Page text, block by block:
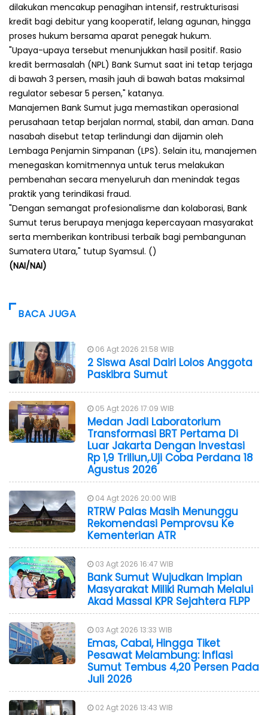
dilakukan mencakup penagihan intensif, restrukturisasi
kredit bagi debitur yang kooperatif, lelang agunan, hingga
proses hukum bersama aparat penegak hukum.
"Upaya-upaya tersebut menunjukkan hasil positif. Rasio
kredit bermasalah (NPL) Bank Sumut saat ini tetap terjaga
di bawah 3 persen, masih jauh di bawah batas maksimal
regulator sebesar 5 persen," katanya.
Manajemen Bank Sumut juga memastikan operasional
perusahaan tetap berjalan normal, stabil, dan aman. Dana
nasabah disebut tetap terlindungi dan dijamin oleh
Lembaga Penjamin Simpanan (LPS). Selain itu, manajemen
menegaskan komitmennya untuk terus melakukan
pembenahan secara menyeluruh dan menindak tegas
praktik yang terindikasi fraud.
"Dengan semangat profesionalisme dan kolaborasi, Bank
Sumut terus berupaya menjaga kepercayaan masyarakat
serta memberikan kontribusi terbaik bagi pembangunan
Sumatera Utara," tutup Syamsul. ()
(NAI/NAI)
BACA JUGA
06 Agt 2026 21:58 WIB
2 Siswa Asal Dairi Lolos Anggota
Paskibra Sumut
05 Agt 2026 17:09 WIB
Medan Jadi Laboratorium
Transformasi BRT Pertama Di
Luar Jakarta Dengan Investasi
Rp 1,9 Triliun,.Uji Coba Perdana 18
Agustus 2026
04 Agt 2026 20:00 WIB
RTRW Palas Masih Menunggu
Rekomendasi Pemprovsu Ke
Kementerian ATR
03 Agt 2026 16:47 WIB
Bank Sumut Wujudkan Impian
Masyarakat Miliki Rumah Melalui
Akad Massal KPR Sejahtera FLPP
03 Agt 2026 13:33 WIB
Emas, Cabai, Hingga Tiket
Pesawat Melambung: Inflasi
Sumut Tembus 4,20 Persen Pada
Juli 2026
02 Agt 2026 13:43 WIB